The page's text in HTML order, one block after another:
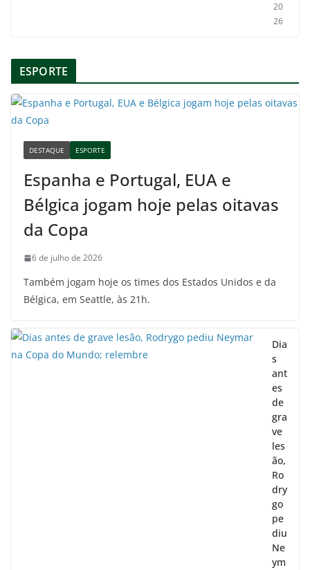
20
26
ESPORTE
DESTAQUE ESPORTE
Espanha e Portugal, EUA e
Bélgica jogam hoje pelas oitavas
da Copa
6 de julho de 2026
Também jogam hoje os times dos Estados Unidos e da
Bélgica, em Seattle, às 21h.
Dia
s
ant
es
de
gra
ve
les
ão,
Ro
dry
go
pe
diu
Ne
ym